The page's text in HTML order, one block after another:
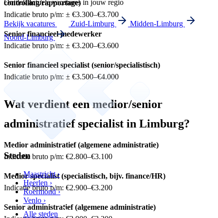
controlling/rapportage)
Indicatie bruto p/m: ± €3.300–€3.700
Senior financieel medewerker
Indicatie bruto p/m: ± €3.200–€3.600
Senior financieel specialist (senior/specialistisch)
Indicatie bruto p/m: ± €3.500–€4.000
Wat verdient een medior/senior
administratief specialist in Limburg?
Medior administratief (algemene administratie)
Indicatie bruto p/m: €2.800–€3.100
Medior specialist (specialistisch, bijv. finance/HR)
Indicatie bruto p/m: €2.900–€3.200
Senior administratief (algemene administratie)
Ontdek actuele vacatures in jouw regio
Bekijk vacatures Zuid-Limburg
Midden-Limburg
Noord-Limburg
Steden
Maastricht ›
Heerlen ›
Roermond ›
Venlo ›
Alle steden